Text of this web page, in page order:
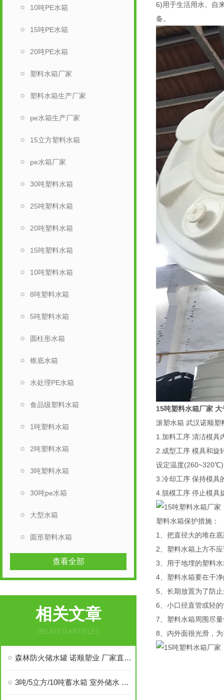
10吨PE水箱
15吨PE水箱
20吨PE水箱
塑料水箱厂家
塑料水箱生产厂家
pe水箱生产厂家
15立方塑料水箱
pe水箱厂家
30吨塑料水箱
25吨塑料水箱
20吨塑料水箱
15吨塑料水箱
10吨塑料水箱
8吨塑料水箱
5吨塑料水箱
圆柱形水箱
锥底水箱
水处理PE水箱
食品级塑料水箱
1吨塑料水箱
2吨塑料水箱
3吨塑料水箱
30吨pe水箱
大型水箱
圆形塑料水箱
查看全部
相关文章
RELATED ARTICLES
森林防火储水罐 诺顺塑业 厂家直供 耐高温耐冷冻
3吨/5立方/10吨蓄水箱 室外储水 灭火应急塑料桶 滚塑一体
6)用于生活用水、自
备。
15吨塑料水箱厂家 大
滚塑水箱 武汉诺顺塑
1.加料工序 清洁模具
2.成型工序 模具和旋
设定温度(260~320℃)
3.冷却工序 保持模具
4.脱模工序 停止模具
塑料水箱保护措施：
1、把直径大的堆在
2、塑料水箱上方不
3、用于地埋的塑料
4、塑料水箱要在干
5、长期放置为了防
6、小口径直管或轻
7、塑料水箱周围尽
8、内外面很光滑，